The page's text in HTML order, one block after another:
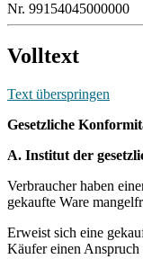
Nr. 99154045000000
Volltext
Text überspringen
Gesetzliche
A. Institut der
Verbraucher haben
gekaufte Ware
Erweist sich eine
Käufer einen